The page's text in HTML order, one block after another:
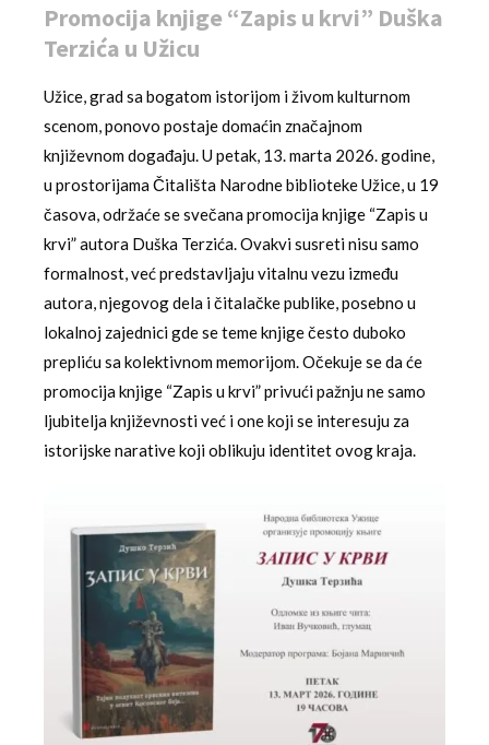
Promocija knjige “Zapis u krvi” Duška
Terzića u Užicu
Užice, grad sa bogatom istorijom i živom kulturnom
scenom, ponovo postaje domaćin značajnom
književnom događaju. U petak, 13. marta 2026. godine,
u prostorijama Čitališta Narodne biblioteke Užice, u 19
časova, održaće se svečana promocija knjige “Zapis u
krvi” autora Duška Terzića. Ovakvi susreti nisu samo
formalnost, već predstavljaju vitalnu vezu između
autora, njegovog dela i čitalačke publike, posebno u
lokalnoj zajednici gde se teme knjige često duboko
prepliću sa kolektivnom memorijom. Očekuje se da će
promocija knjige “Zapis u krvi” privući pažnju ne samo
ljubitelja književnosti već i one koji se interesuju za
istorijske narative koji oblikuju identitet ovog kraja.